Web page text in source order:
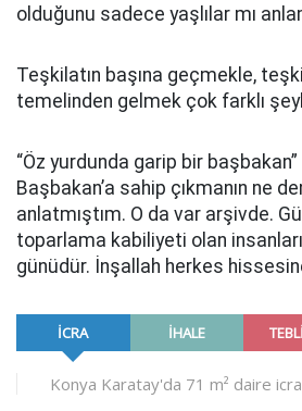
olduğunu sadece yaşlılar mı
Teşkilatın başına geçmekle,
temelinden gelmek çok farklı
“Öz yurdunda garip bir
Başbakan’a sahip çıkmanın ne
anlatmıştım. O da var arşivde.
toparlama kabiliyeti olan
günüdür. İnşallah herkes